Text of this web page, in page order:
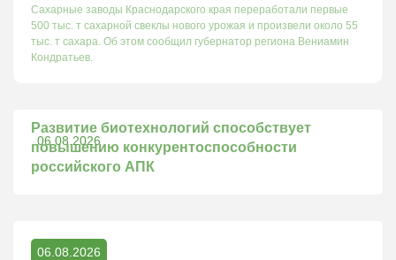
Сахарные заводы Краснодарского края переработали первые
500 тыс. т сахарной свеклы нового урожая и произвели около 55
тыс. т сахара. Об этом сообщил губернатор региона Вениамин
Кондратьев.
06.08.2026
Развитие биотехнологий способствует
повышению конкурентоспособности
российского АПК
06.08.2026